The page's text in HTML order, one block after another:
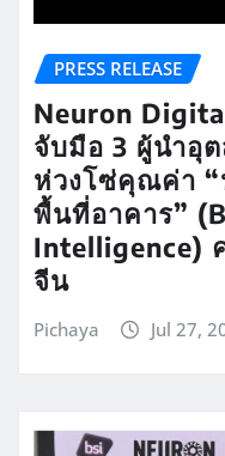
PRESS RELEASE
Neuron
จับมือ 3 ผู้นำอุ
ห่วงโซ่คุณค่า
พื้นที่อาคาร”
Intelligence)
จีน
Pichaya Jul 27,